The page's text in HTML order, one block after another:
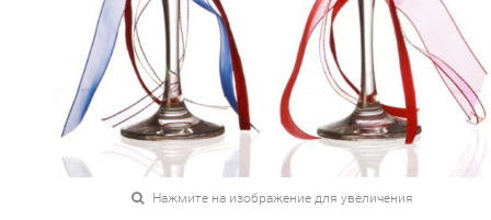
Нажмите на изображение для увеличения